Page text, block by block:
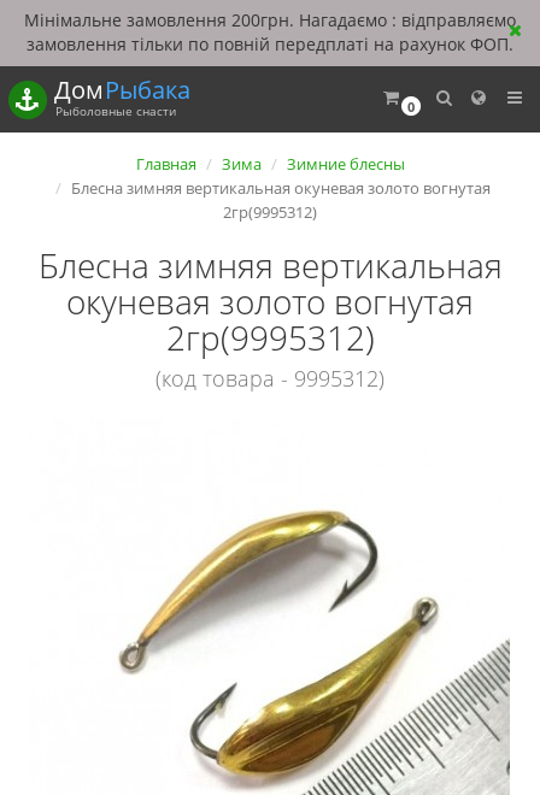
Мінімальне замовлення 200грн. Нагадаємо : відправляємо
замовлення тільки по повній передплаті на рахунок ФОП.
0
ДомРыбака
Рыболовные снасти
Главная Зима
Зимние блесны
Блесна зимняя вертикальная окуневая золото вогнутая
2гр(9995312)
Блесна зимняя вертикальная
окуневая золото вогнутая
2гр(9995312)
(код товара - 9995312)